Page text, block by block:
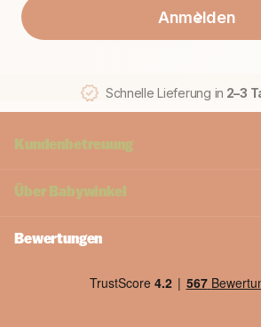
Anmelden
Schnelle Lieferung in 2–3
Kundenbetreuung
Über Babywinkel
Bewertungen